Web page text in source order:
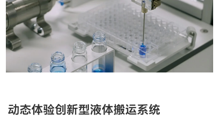
动态体验创新型液体搬运系统